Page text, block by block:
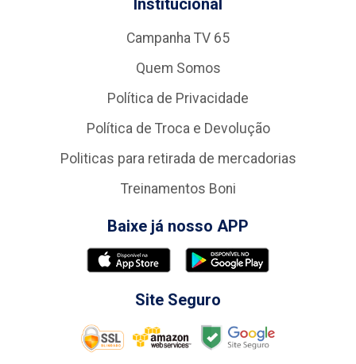
Institucional
Campanha TV 65
Quem Somos
Política de Privacidade
Política de Troca e Devolução
Politicas para retirada de mercadorias
Treinamentos Boni
Baixe já nosso APP
Site Seguro